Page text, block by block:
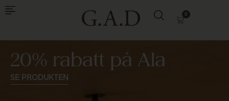
0
20% rabatt på Ala
SE PRODUKTEN